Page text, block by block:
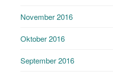
November 2016
Oktober 2016
September 2016